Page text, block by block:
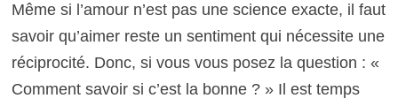
Même si l’amour n’est pas une science exacte, il faut
savoir qu’aimer reste un sentiment qui nécessite une
réciprocité. Donc, si vous vous posez la question : «
Comment savoir si c’est la bonne ? » Il est temps